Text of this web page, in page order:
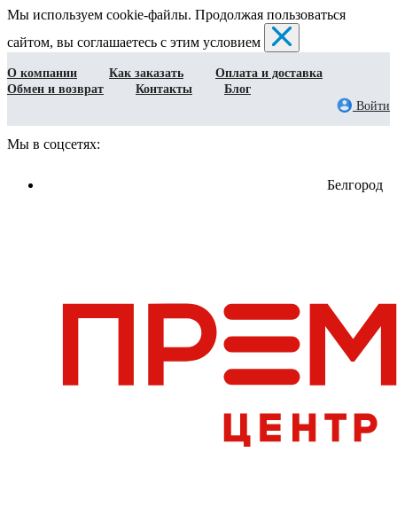
Мы используем cookie-файлы. Продолжая пользоваться
сайтом, вы соглашаетесь с этим условием
О компании Как заказать
Оплата и доставка
Обмен и возврат
Контакты
Блог
Войти
Мы в соцсетях:
Белгород